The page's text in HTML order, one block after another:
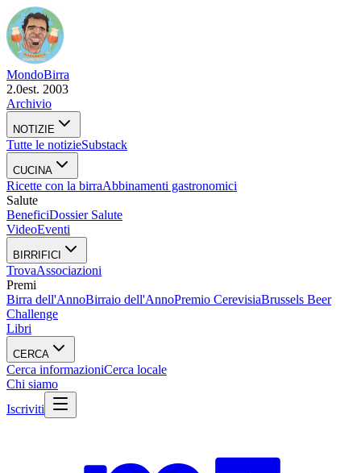
MondoBirra
2.0est. 2003
Archivio
NOTIZIE
Tutte le notizieSubstack
CUCINA
Ricette con la birraAbbinamenti gastronomici
Salute
BeneficiDossier Salute
VideoEventi
BIRRIFICI
TrovaAssociazioni
Premi
Birra dell'AnnoBirraio dell'AnnoPremio CerevisiaBrussels Beer
Challenge
Libri
CERCA
Cerca informazioniCerca locale
Chi siamo
Iscriviti